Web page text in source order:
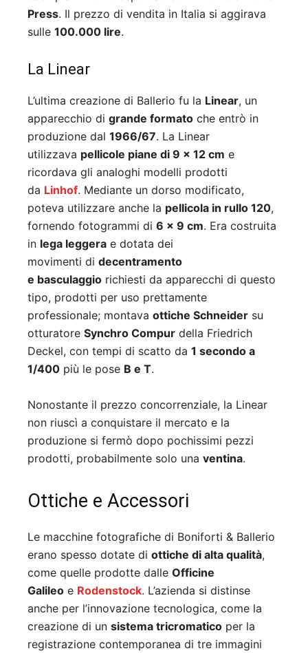
Press. Il prezzo di vendita in Italia si aggirava
sulle 100.000 lire.
La Linear
L’ultima creazione di Ballerio fu la Linear, un
apparecchio di grande formato che entrò in
produzione dal 1966/67. La Linear
utilizzava pellicole piane di 9 x 12 cm e
ricordava gli analoghi modelli prodotti
da Linhof. Mediante un dorso modificato,
poteva utilizzare anche la pellicola in rullo 120,
fornendo fotogrammi di 6 x 9 cm. Era costruita
in lega leggera e dotata dei
movimenti di decentramento
e basculaggio richiesti da apparecchi di questo
tipo, prodotti per uso prettamente
professionale; montava ottiche Schneider su
otturatore Synchro Compur della Friedrich
Deckel, con tempi di scatto da 1 secondo a
1/400 più le pose B e T.
Nonostante il prezzo concorrenziale, la Linear
non riuscì a conquistare il mercato e la
produzione si fermò dopo pochissimi pezzi
prodotti, probabilmente solo una ventina.
Ottiche e Accessori
Le macchine fotografiche di Boniforti & Ballerio
erano spesso dotate di ottiche di alta qualità,
come quelle prodotte dalle Officine
Galileo e Rodenstock. L’azienda si distinse
anche per l’innovazione tecnologica, come la
creazione di un sistema tricromatico per la
registrazione contemporanea di tre immagini